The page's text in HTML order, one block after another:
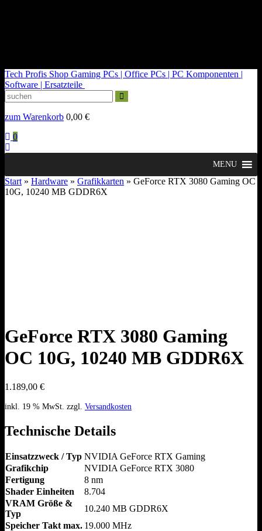
Tech Profis Shop Gaming PCs | Office PCs | PC Komponenten |
Software | Ersatzteile
zum Warenkorb 0,00 €
0
MENU
Start » Hardware » Grafikkarten » GeForce RTX 3080 Gaming OC
10G, 10240 MB GDDR6X
GeForce RTX 3080 Gaming
OC 10G, 10240 MB GDDR6X
1.189,00 €
inkl. 19 % MwSt. zzgl. Versandkosten
Technische Details
Einsatzzweck / Typ NVIDIA GeForce RTX Gaming
Grafikchip
NVIDIA GeForce RTX 3080
Fertigung
8 nm
Shader Einheiten
8.704
VRAM Größe &
Typ
10.240 MB GDDR6X
Speicher Takt max. 19.000 MHz